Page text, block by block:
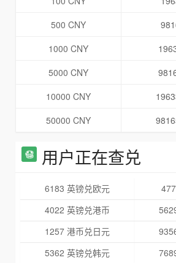
500 CNY
1000 CNY
5000 CNY
10000 CNY
50000 CNY
用户正在查兑
6183 英镑兑欧元
4022 英镑兑港币
1257 港币兑日元
5362 英镑兑韩元